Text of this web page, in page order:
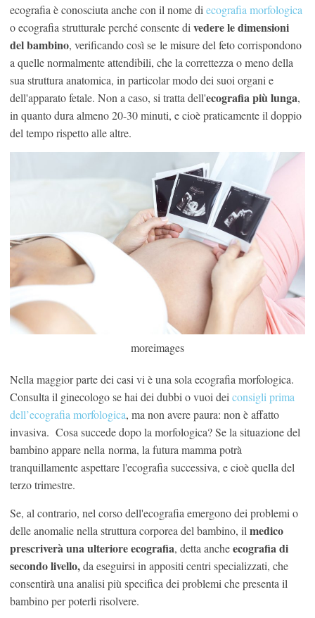
ecografia è conosciuta anche con il nome di ecografia morfologica
o ecografia strutturale perché consente di vedere le dimensioni
del bambino, verificando così se le misure del feto corrispondono
a quelle normalmente attendibili, che la correttezza o meno della
sua struttura anatomica, in particolar modo dei suoi organi e
dell'apparato fetale. Non a caso, si tratta dell'ecografia più lunga,
in quanto dura almeno 20-30 minuti, e cioè praticamente il doppio
del tempo rispetto alle altre.
moreimages
Nella maggior parte dei casi vi è una sola ecografia morfologica.
Consulta il ginecologo se hai dei dubbi o vuoi dei consigli prima
dell’ecografia morfologica, ma non avere paura: non è affatto
invasiva. Cosa succede dopo la morfologica? Se la situazione del
bambino appare nella norma, la futura mamma potrà
tranquillamente aspettare l'ecografia successiva, e cioè quella del
terzo trimestre.
Se, al contrario, nel corso dell'ecografia emergono dei problemi o
delle anomalie nella struttura corporea del bambino, il medico
prescriverà una ulteriore ecografia, detta ancheecografia di
secondo livello,da eseguirsi in appositi centri specializzati, che
consentirà una analisi più specifica dei problemi che presenta il
bambino per poterli risolvere.